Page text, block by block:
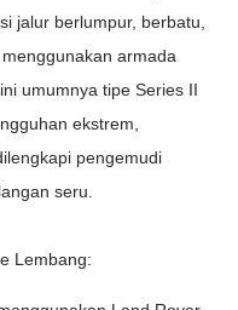
jalur berlumpur, berbatu,
armada
umumnya tipe Series II
ekstrem,
pengemudi
seru.
Lembang: